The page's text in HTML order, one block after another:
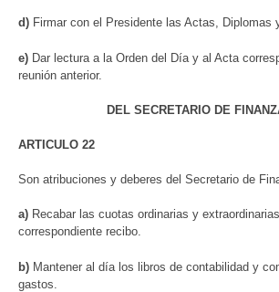
d) Firmar con el Presidente las Actas, Diplomas
e) Dar lectura a la Orden del Día y al Acta
reunión anterior.
DEL SECRETARIO DE
ARTICULO 22
Son atribuciones y deberes del Secretario de
a) Recabar las cuotas ordinarias y
correspondiente recibo.
b) Mantener al día los libros de contabilidad y
gastos.